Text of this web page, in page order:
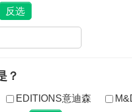
？
EDITIONS意迪森